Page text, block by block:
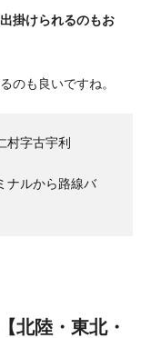
掛けられるのもお
のも良いですね。
村字古宇利
ナルから路線バ
北陸・東北・